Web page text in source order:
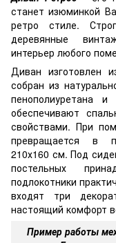
станет изюминкой
ретро стиле.
деревянные
интерьер любого
Диван изготовлен
собран из
пенополиуретана
обеспечивают
свойствами. При
превращается в
210х160 см. Под
постельных
подлокотники
входят три
настоящий комфорт
Пример работы